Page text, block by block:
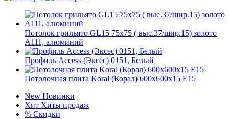
Потолок грильято GL15 75х75 ( выс.37/шир.15) золото
А111, алюминий
Профиль Access (Эксес) 0151, Белый
Потолочная плита Koral (Корал) 600x600x15 E15
New Новинки
Хит Хиты продаж
% Скидки